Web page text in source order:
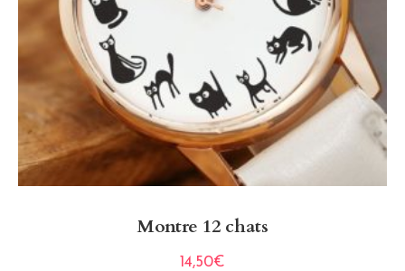
Montre 12 chats
14,50€